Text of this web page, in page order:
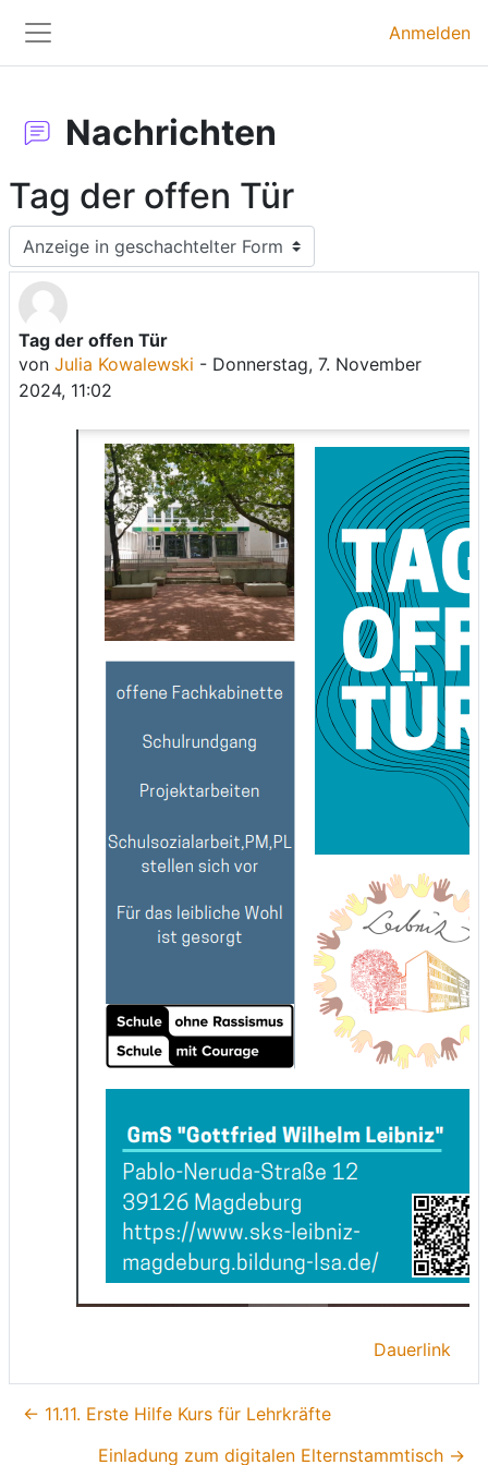
Website-Übersicht
Anmelden
Nachrichten
Tag der offen Tür
Anzeigemodus
Tag der offen Tür
von Julia Kowalewski - Donnerstag, 7. November
2024, 11:02
Anzahl Antworten: 0
Dauerlink
← 11.11. Erste Hilfe Kurs für Lehrkräfte
Einladung zum digitalen Elternstammtisch →